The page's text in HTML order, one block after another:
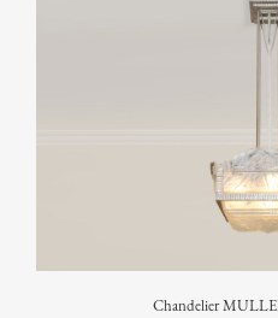
Chandelier